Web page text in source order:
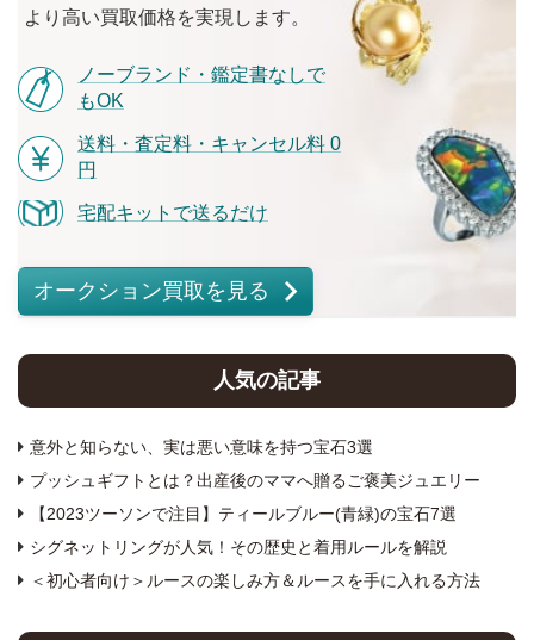
より 高い買取価格を実現します。
ノーブランド・鑑定書なしで
もOK
送料・査定料・キャンセル料 0
円
宅配キットで送るだけ
オークション買取を見る
人気の記事
意外と知らない、実は悪い意味を持つ宝石3選
プッシュギフトとは？出産後のママへ贈るご褒美ジュエリー
【2023ツーソンで注目】ティールブルー(青緑)の宝石7選
シグネットリングが人気！その歴史と着用ルールを解説
＜初心者向け＞ルースの楽しみ方＆ルースを手に入れる方法